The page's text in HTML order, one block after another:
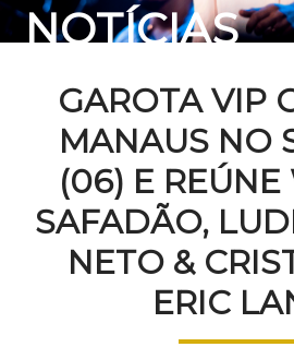
NOTÍCIAS
GAROTA VIP
MANAUS NO
(06) E REÚNE
SAFADÃO,
NETO &
ERIC